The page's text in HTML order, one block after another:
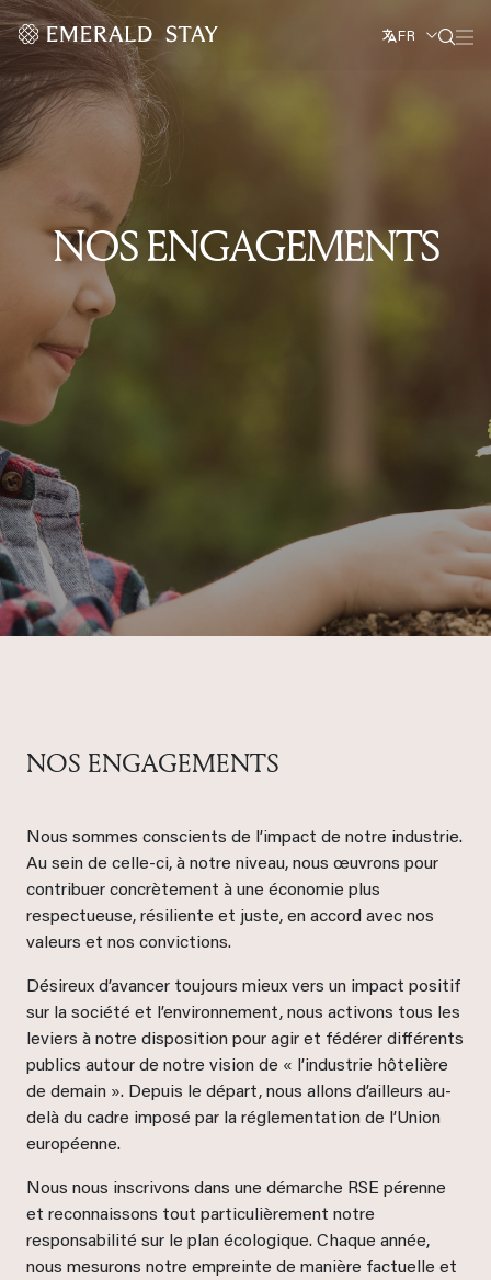
FR
NOS ENGAGEMENTS
NOS ENGAGEMENTS
Nous sommes conscients de l’impact de notre industrie.
Au sein de celle-ci, à notre niveau, nous œuvrons pour
contribuer concrètement à une économie plus
respectueuse, résiliente et juste, en accord avec nos
valeurs et nos convictions.
Désireux d’avancer toujours mieux vers un impact positif
sur la société et l’environnement, nous activons tous les
leviers à notre disposition pour agir et fédérer différents
publics autour de notre vision de « l’industrie hôtelière
de demain ». Depuis le départ, nous allons d’ailleurs au-
delà du cadre imposé par la réglementation de l’Union
européenne.
Nous nous inscrivons dans une démarche RSE pérenne
et reconnaissons tout particulièrement notre
responsabilité sur le plan écologique. Chaque année,
nous mesurons notre empreinte de manière factuelle et